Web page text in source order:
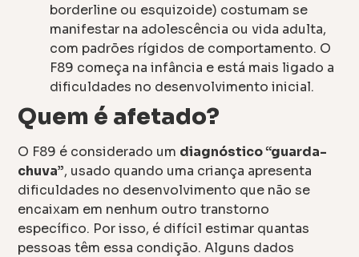
borderline ou esquizoide) costumam se
manifestar na adolescência ou vida adulta,
com padrões rígidos de comportamento. O
F89 começa na infância e está mais ligado a
dificuldades no desenvolvimento inicial.
Quem é afetado?
O F89 é considerado um diagnóstico “guarda-
chuva”, usado quando uma criança apresenta
dificuldades no desenvolvimento que não se
encaixam em nenhum outro transtorno
específico. Por isso, é difícil estimar quantas
pessoas têm essa condição. Alguns dados